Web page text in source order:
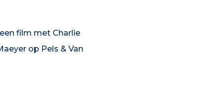
film met Charlie
op Pels & Van